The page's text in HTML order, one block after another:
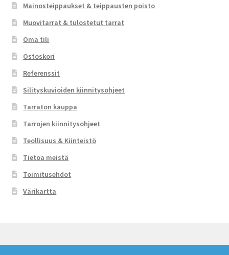
Mainosteippaukset & teippausten poisto
Muovitarrat & tulostetut tarrat
Oma tili
Ostoskori
Referenssit
Silityskuvioiden kiinnitysohjeet
Tarraton kauppa
Tarrojen kiinnitysohjeet
Teollisuus & Kiinteistö
Tietoa meistä
Toimitusehdot
Värikartta